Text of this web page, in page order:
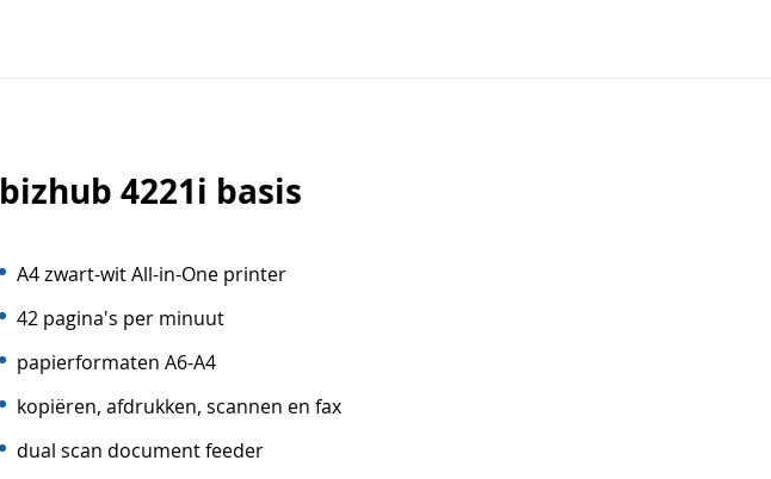
bizhub 4221i basis
A4 zwart-wit All-in-One printer
42 pagina's per minuut
papierformaten A6-A4
kopiëren, afdrukken, scannen en fax
dual scan document feeder